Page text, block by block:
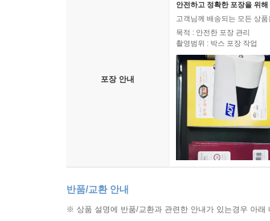
포장 안내
안전하고 정확한 포장을 위
고객님께 배송되는 모든 상
목적 : 안전한 포장 관리
촬영범위 : 박스 포장 작업
반품/교환 안내
※ 상품 설명에 반품/교환과 관련한 안내가 있는경우 아